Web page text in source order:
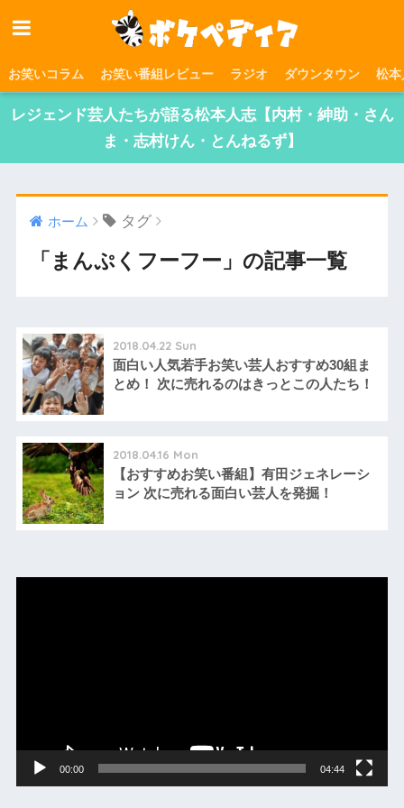
お笑いコラム お笑い番組レビュー ラジオ ダウンタウン 松本
レジェンド芸人たちが語る松本人志【内村・紳助・さん
ま・志村けん・とんねるず】
ホーム タグ
「まんぷくフーフー」の記事一覧
2018.04.22 Sun
面白い人気若手お笑い芸人おすすめ30組ま
とめ！ 次に売れるのはきっとこの人たち！
2018.04.16 Mon
【おすすめお笑い番組】有田ジェネレーシ
ョン 次に売れる面白い芸人を発掘！
00:00 04:44